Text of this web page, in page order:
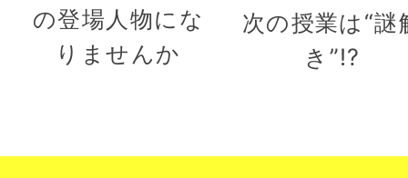
の登場人物にな
りませんか
次の授業は“謎
き”!?